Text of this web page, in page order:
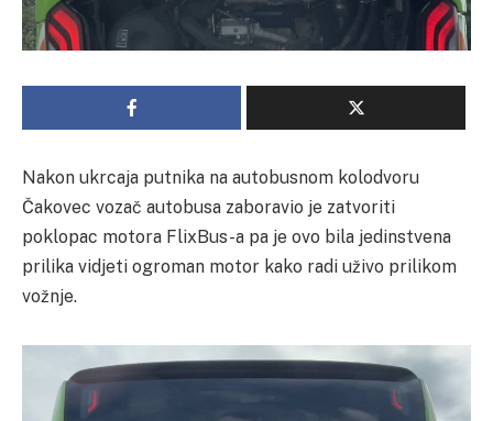
Nakon ukrcaja putnika na autobusnom kolodvoru
Čakovec vozač autobusa zaboravio je zatvoriti
poklopac motora FlixBus-a pa je ovo bila jedinstvena
prilika vidjeti ogroman motor kako radi uživo prilikom
vožnje.